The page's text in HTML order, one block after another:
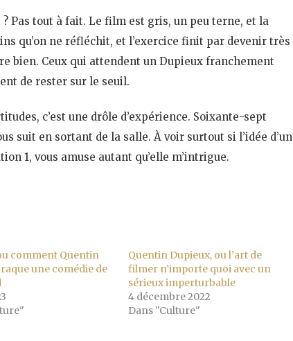
Pas tout à fait. Le film est gris, un peu terne, et la
qu’on ne réfléchit, et l’exercice finit par devenir très
bien. Ceux qui attendent un Dupieux franchement
de rester sur le seuil.
c’est une drôle d’expérience. Soixante-sept
suit en sortant de la salle. À voir surtout si l’idée d’un
1, vous amuse autant qu’elle m’intrigue.
comment Quentin
une comédie de
Quentin Dupieux, ou l’art de
filmer n’importe quoi avec un
sérieux imperturbable
4 décembre 2022
Dans "Culture"